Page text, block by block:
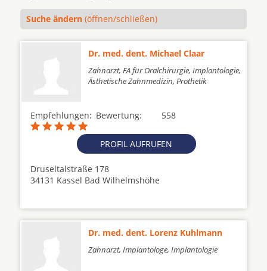
Suche ändern (öffnen/schließen)
Dr. med. dent. Michael Claar
Zahnarzt, FA für Oralchirurgie, Implantologie,
Ästhetische Zahnmedizin, Prothetik
Empfehlungen: 558
Bewertung:
PROFIL AUFRUFEN
Druseltalstraße 178
34131 Kassel Bad Wilhelmshöhe
Dr. med. dent. Lorenz Kuhlmann
Zahnarzt, Implantologe, Implantologie